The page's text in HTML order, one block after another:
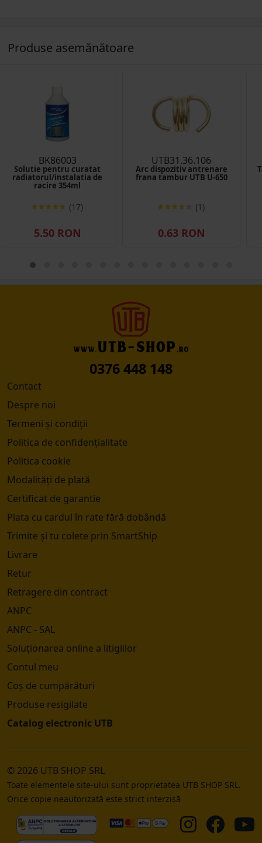
Produse asemănătoare
BK86003
Solutie pentru curatat
radiatorul/instalatia de
racire 354ml
(17)
5.50 RON
UTB31.36.106
Arc dispozitiv antrenare
frana tambur UTB U-650
(1)
0.63 RON
0376 448 148
Contact
Despre noi
Termeni și condiții
Politica de confidențialitate
Politica cookie
Modalități de plată
Certificat de garantie
Plata cu cardul în rate fără dobândă
Trimite și tu colete prin SmartShip
Livrare
Retur
Retragere din contract
ANPC
ANPC - SAL
Soluționarea online a litigiilor
Contul meu
Coș de cumpărături
Produse resigilate
Catalog electronic UTB
© 2026 UTB SHOP SRL
Toate elementele site-ului sunt proprietatea UTB SHOP SRL.
Orice copie neautorizată este strict interzisă